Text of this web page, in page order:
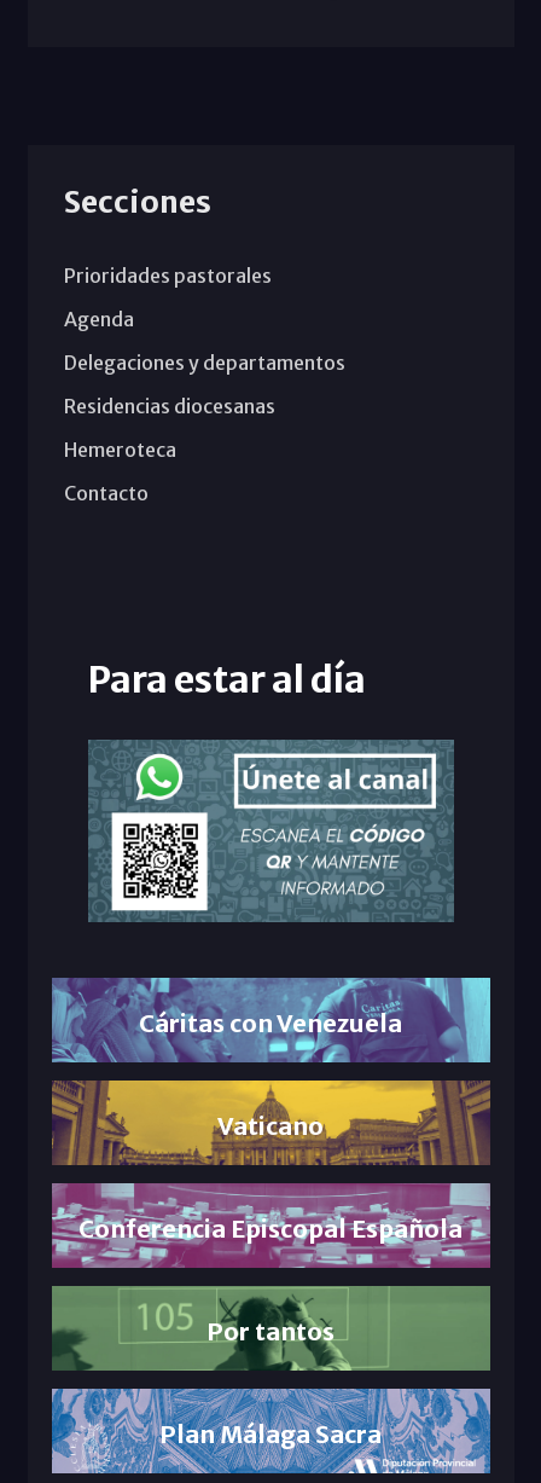
Secciones
Prioridades pastorales
Agenda
Delegaciones y departamentos
Residencias diocesanas
Hemeroteca
Contacto
Para estar al día
Cáritas con Venezuela
Vaticano
Conferencia Episcopal Española
Por tantos
Plan Málaga Sacra